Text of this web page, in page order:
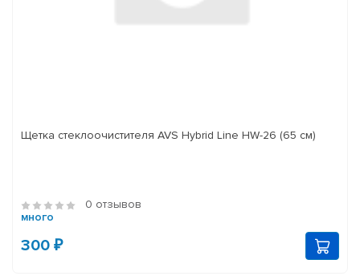
Щетка стеклоочистителя AVS Hybrid Line HW-26 (65 см)
0 отзывов
много
300 ₽